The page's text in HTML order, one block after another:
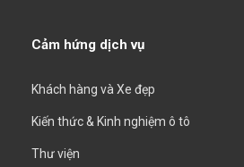
Cảm hứng dịch vụ
Khách hàng và Xe đẹp
Kiến thức & Kinh nghiệm ô tô
Thư viện